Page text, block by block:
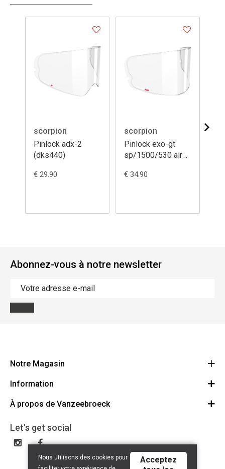
scorpion
Pinlock adx-2
(dks440)
€ 29.90
scorpion
Pinlock exo-gt
sp/1500/530 air
€ 34.90
Abonnez-vous à notre newsletter
Notre Magasin
Vanzeebroeck Motors
1600 Sint-Pieters-Leeuw
023316022
Information
Annulation Commande
Conditions générales
Privacy policy
À propos de Vanzeebroeck
Cheque Cadeau
Échange et Retours
Let's get social
Nous utilisons des cookies pour
Acceptez